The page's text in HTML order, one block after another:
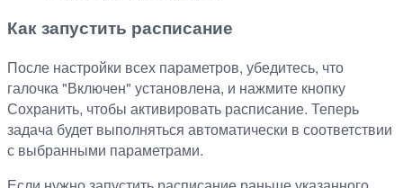
Как запустить расписание
После настройки всех параметров, убедитесь, что
галочка "Включен" установлена, и нажмите кнопку
Сохранить, чтобы активировать расписание. Теперь
задача будет выполняться автоматически в соответствии
с выбранными параметрами.